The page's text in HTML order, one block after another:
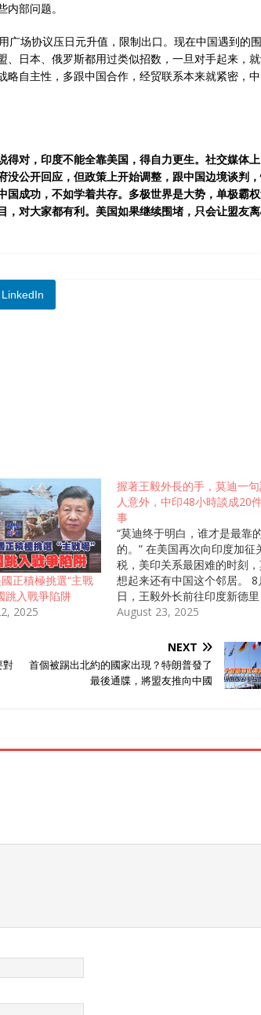
部问题。
场协议压日元升值，限制出口。现在中国遇到的围
日本、俄罗斯都用过类似招数，一旦对手起来，
自主性，多跟中国合作，经贸联系本来就紧密，
对，印度不能全靠美国，得自力更生。社交媒体
公开回应，但政策上开始调整，跟中国边境谈判
成功，不如学着共存。多极世界是大势，单极霸
对大家都有利。美国如果继续围堵，只会让盟友离
LinkedIn
正積極挑選“主戰
跳入戰爭陷阱
2025
握著王毅外長的手，莫迪一
人意外，中印48小時談成20
事
“莫迪终于明白，谁才是最靠
的。” 在美国再次向印度加征
税，美印关系最困难的时刻，
想起来还有中国这个邻居。 8
日，王毅外长前往印度新德
印度方面代表共同进行会晤。
与礼貌，不仅与印方达成多
识，并且还给了印度带来了三
样“见面礼”。 这对印度来说
雪中送炭，印度的外交政策
了王毅外长就是热烈欢迎，
末尾）。为提升文章可读性，
已经有了预示。 那次访问是
August 23, 2025
對
NEXT
首個被踢出北約的國家出現？特朗普發了
最後通牒，將盟友推向中國